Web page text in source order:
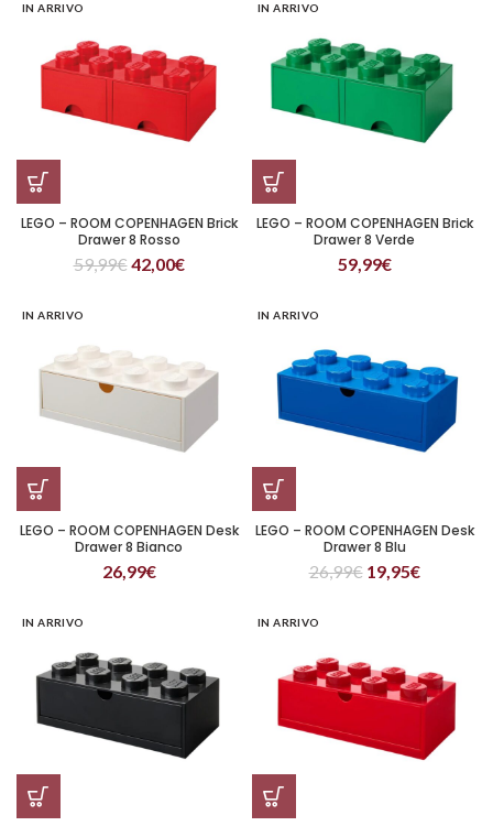
IN ARRIVO
LEGO – ROOM COPENHAGEN Brick
Drawer 8 Rosso
59,99€42,00€
IN ARRIVO
LEGO – ROOM COPENHAGEN Brick
Drawer 8 Verde
59,99€
IN ARRIVO
LEGO – ROOM COPENHAGEN Desk
Drawer 8 Bianco
26,99€
IN ARRIVO
LEGO – ROOM COPENHAGEN Desk
Drawer 8 Blu
26,99€ 19,95€
IN ARRIVO IN ARRIVO